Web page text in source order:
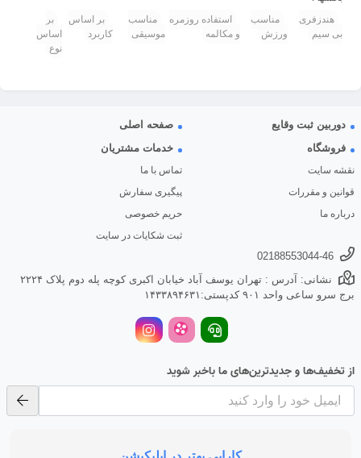
هندزفری
بی سیم
مناسب
ورزش
استفاده روزمره
و مکالمه
مناسب
موسیقی
بر اساس
کاربرد
بر
اساس
نوع
دوربین ثبت وقایع
صفحه اصلی
فروشگاه
نقشه سایت
قوانین و مقررات
درباره ما
خدمات مشتریان
تماس با ما
پیگیری سفارش
حریم خصوصی
ثبت شکایات در سایت
02188553044-46
نشانی: آدرس : تهران یوسف آباد خیابان اکبری کوچه پله دوم پلاک ۲۲۲۴
برج سرو ساعی واحد ۹۰۱ کدپستی:۱۴۳۳۸۹۴۶۳۱
از تخفیف‌ها و جدیدترین‌های ما باخبر شوید